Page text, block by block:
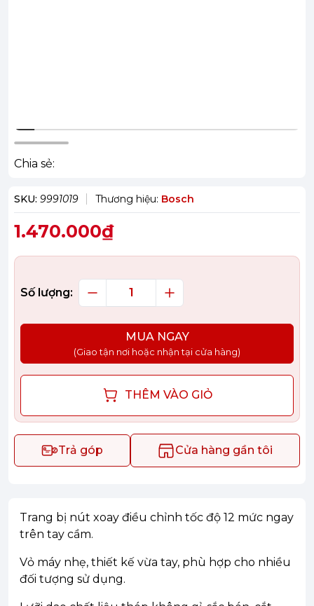
Chia sẻ:
SKU: 9991019 Thương hiệu: Bosch
1.470.000₫
Số lượng:
MUA NGAY
(Giao tận nơi hoặc nhận tại cửa hàng)
THÊM VÀO GIỎ
Trả góp Cửa hàng gần tôi
Trang bị nút xoay điều chỉnh tốc độ 12 mức ngay
trên tay cầm.
Vỏ máy nhẹ, thiết kế vừa tay, phù hợp cho nhiều
đối tượng sử dụng.